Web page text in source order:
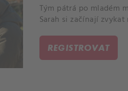
Tým pátrá po mladém
Sarah si začínají
REGISTROVAT